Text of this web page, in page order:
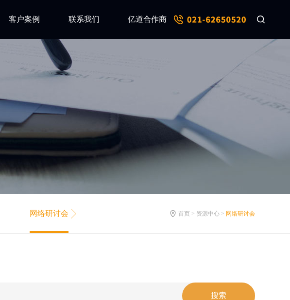
客户案例 联系我们 亿道合作商
网络研讨会 首页 > 资源中心 > 网络研讨会